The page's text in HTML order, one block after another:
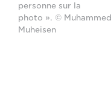
personne sur la
photo ». © Muhammed
Muheisen